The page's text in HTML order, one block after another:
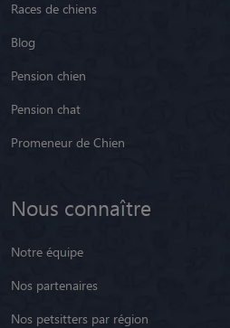
Races de chiens
Blog
Pension chien
Pension chat
Promeneur de Chien
Nous connaître
Notre équipe
Nos partenaires
Nos petsitters par région